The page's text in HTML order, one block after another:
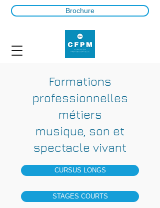
Brochure
Formations
professionnelles
métiers
musique, son et
spectacle vivant
CURSUS LONGS
STAGES COURTS